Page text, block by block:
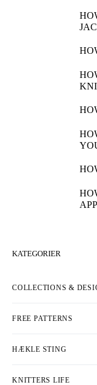
KATEGORIER
COLLECTIONS &
FREE PATTERNS
HÆKLE STING
KNITTERS LIFE